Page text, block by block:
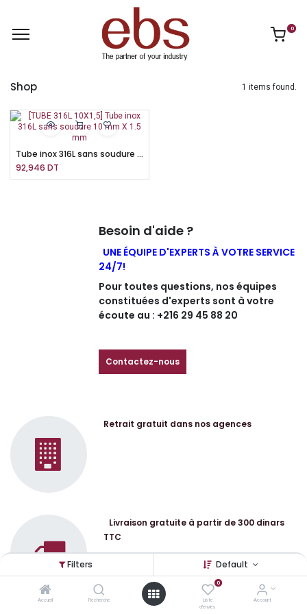
Filters Default
Accueil Recherche
0
Liste
d'envies
Account
0
Shop 1 items found.
Tube inox 316L sans soudure 10 mm X 1.5 mm
92,946 DT
Besoin d'aide ?
UNE ÉQUIPE D'EXPERTS À VOTRE SERVICE
24/7!
Pour toutes questions, nos équipes
constituées d'experts sont à votre
écoute au : +216 29 45 88 20
Contactez-nous
Retrait gratuit dans nos agences
Livraison gratuite à partir de 300 dinars
TTC